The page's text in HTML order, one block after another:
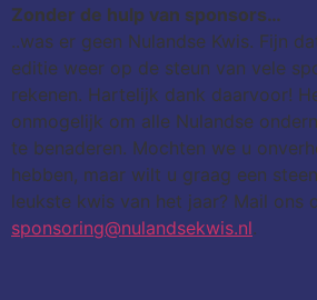
Zonder de hulp van sponsors…
..was er geen Nulandse Kwis. Fijn
editie weer op de steun van vele
rekenen. Hartelijk dank daarvoor!
onmogelijk om alle Nulandse
te benaderen. Mochten we u
hebben, maar wilt u graag een
leukste kwis van het jaar? Mail ons
sponsoring@nulandsekwis.nl.